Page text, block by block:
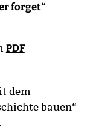
forget“
PDF
dem
bauen“